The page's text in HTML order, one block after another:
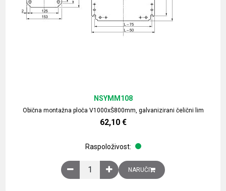
Obična montažna ploča V1000xŠ800mm, galvanizirani čelični lim
NSYMM108
62,10 €
Raspoloživost:
Obična montažna ploča V1000xŠ800mm,
NARUČI